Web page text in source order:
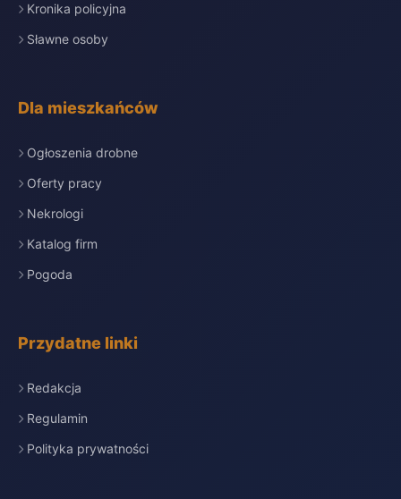
Kronika policyjna
Sławne osoby
Dla mieszkańców
Ogłoszenia drobne
Oferty pracy
Nekrologi
Katalog firm
Pogoda
Przydatne linki
Redakcja
Regulamin
Polityka prywatności